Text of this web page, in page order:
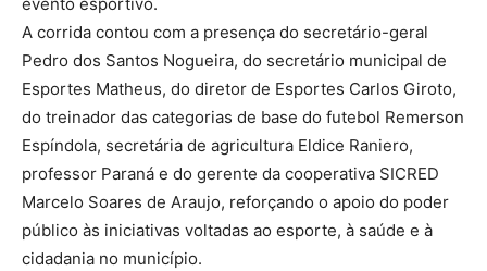
A corrida contou com a presença do secretário-geral
Pedro dos Santos Nogueira, do secretário municipal de
Esportes Matheus, do diretor de Esportes Carlos Giroto,
do treinador das categorias de base do futebol Remerson
Espíndola, secretária de agricultura Eldice Raniero,
professor Paraná e do gerente da cooperativa SICRED
Marcelo Soares de Araujo, reforçando o apoio do poder
público às iniciativas voltadas ao esporte, à saúde e à
cidadania no município.